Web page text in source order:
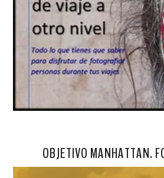
OBJETIVO MANHATTAN.